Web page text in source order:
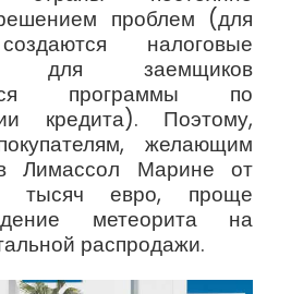
проблем (для
налоговые
заемщиков
программы по
кредита). Поэтому,
желающим
Лимассол Марине от
евро, проще
метеорита на
распродажи.